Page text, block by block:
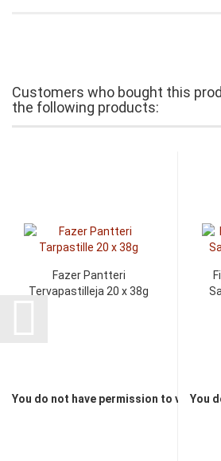
Customers who bought this
the following products:
Fazer Pantteri
Tervapastilleja 20 x 38g
You do not have permission to viewYou